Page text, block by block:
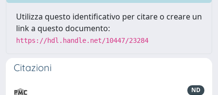
Utilizza questo identificativo per citare o creare un
link a questo documento:
https://hdl.handle.net/10447/23284
Citazioni
ND